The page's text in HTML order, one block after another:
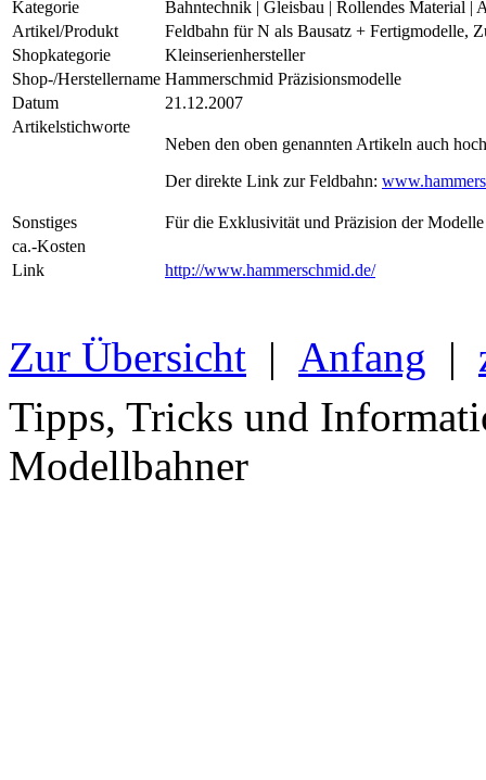
Kategorie
Bahntechnik | Gleisbau | Rollendes Material |
Artikel/Produkt
Feldbahn für N als Bausatz + Fertigmodelle,
Shopkategorie
Kleinserienhersteller
Shop-/Herstellername Hammerschmid Präzisionsmodelle
Datum
21.12.2007
Artikelstichworte
Neben den oben genannten Artikeln auch
Der direkte Link zur Feldbahn:
Sonstiges
Für die Exklusivität und Präzision der
ca.-Kosten
Link
http://www.hammerschmid.de/
Zur Übersicht | Anfang |
Tipps, Tricks und
Modellbahner